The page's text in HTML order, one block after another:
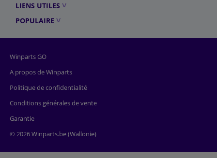
LIENS UTILES
POPULAIRE
Winparts GO
A propos de Winparts
Politique de confidentialité
Conditions générales de vente
Garantie
© 2026 Winparts.be (Wallonie)